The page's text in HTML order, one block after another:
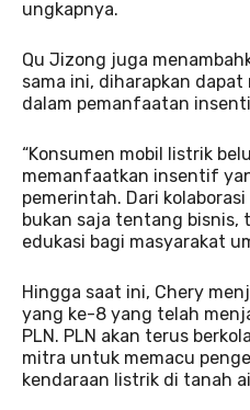
ungkapnya.
Qu Jizong juga
sama ini, diharapkan
dalam pemanfaatan
“Konsumen mobil listrik
memanfaatkan insentif
pemerintah. Dari
bukan saja tentang bisnis,
edukasi bagi masyarakat
Hingga saat ini, Chery
yang ke-8 yang telah
PLN. PLN akan terus
mitra untuk memacu
kendaraan listrik di tanah